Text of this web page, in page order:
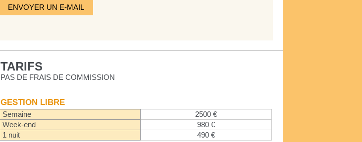
ENVOYER UN E-MAIL
TARIFS
PAS DE FRAIS DE COMMISSION
GESTION LIBRE
Semaine
2500 €
Week-end
980 €
1 nuit
490 €